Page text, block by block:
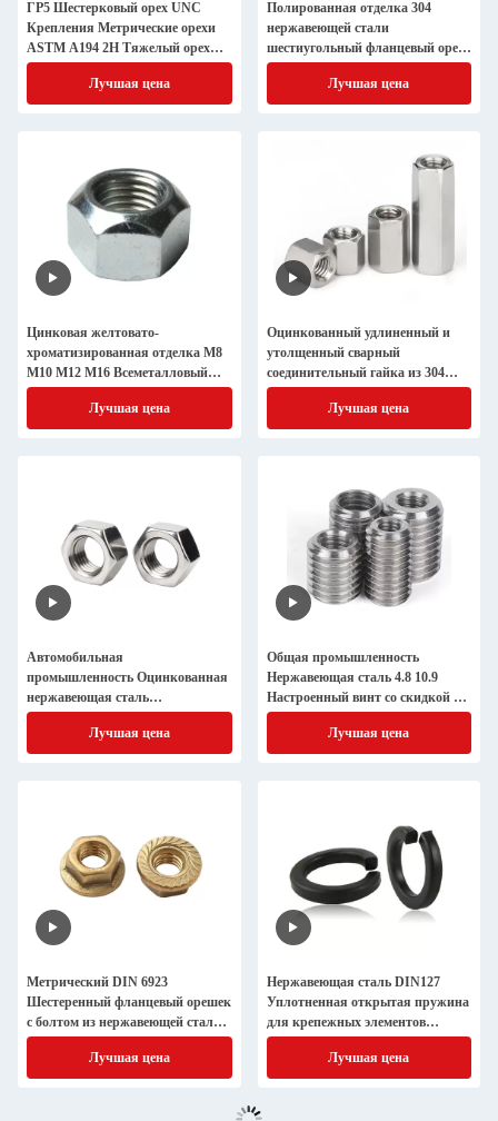
ГР5 Шестерковый орех UNC
Крепления Метрические орехи
ASTM A194 2H Тяжелый орех
DIN/GB/ISO
Лучшая цена
Полированная отделка 304
нержавеющей стали
шестиугольный фланцевый орех
с цветовым цинковым
покрытиемЛучшая цена
Цинковая желтовато-
хроматизированная отделка M8
M10 M12 M16 Всеметалловый
замок для стандарта DIN
Лучшая цена
Оцинкованный удлиненный и
утолщенный сварный
соединительный гайка из 304
нержавеющей стали
Лучшая цена
Автомобильная
промышленность Оцинкованная
нержавеющая сталь
шестиугольные головные орехи
DIN934 10b21 M4-M52
Лучшая цена
Общая промышленность
Нержавеющая сталь 4.8 10.9
Настроенный винт со скидкой на
большой объем
Лучшая цена
Метрический DIN 6923
Шестеренный фланцевый орешек
с болтом из нержавеющей стали
для прямого подачи
Лучшая цена
Нержавеющая сталь DIN127
Уплотненная открытая пружина
для крепежных элементов
Медный материал
Лучшая цена